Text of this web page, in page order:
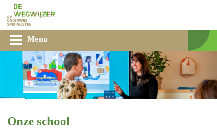
Menu
Onze school